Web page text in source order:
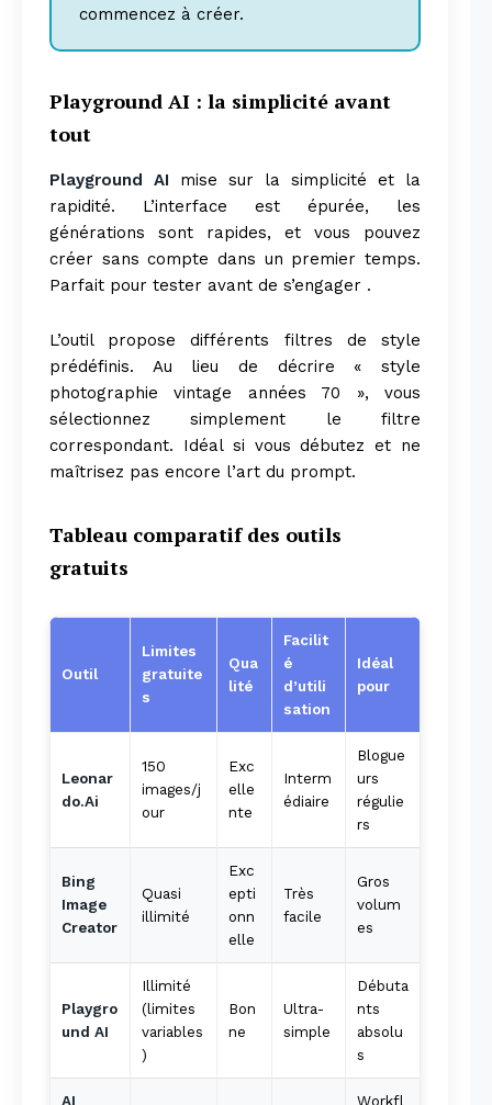
News Week
Magazine PRO
commencez à créer.
Playground AI : la simplicité avant
tout
Playground AI mise sur la simplicité et la
rapidité. L’interface est épurée, les
générations sont rapides, et vous pouvez
créer sans compte dans un premier temps.
Parfait pour tester avant de s’engager .
L’outil propose différents filtres de style
prédéfinis. Au lieu de décrire « style
photographie vintage années 70 », vous
sélectionnez simplement le filtre
correspondant. Idéal si vous débutez et ne
maîtrisez pas encore l’art du prompt.
Tableau comparatif des outils
gratuits
Outil
Limites
gratuite
s
Qua
lité
Facilit
é
d’utili
sation
Idéal
pour
Leonar
do.Ai
150
images/j
our
Exc
elle
nte
Interm
édiaire
Blogue
urs
régulie
rs
Bing
Image
Creator
Quasi
illimité
Exc
epti
onn
elle
Très
facile
Gros
volum
es
Playgro
und AI
Illimité
(limites
variables
)
Bon
ne
Ultra-
simple
Débuta
nts
absolu
s
AI Workfl